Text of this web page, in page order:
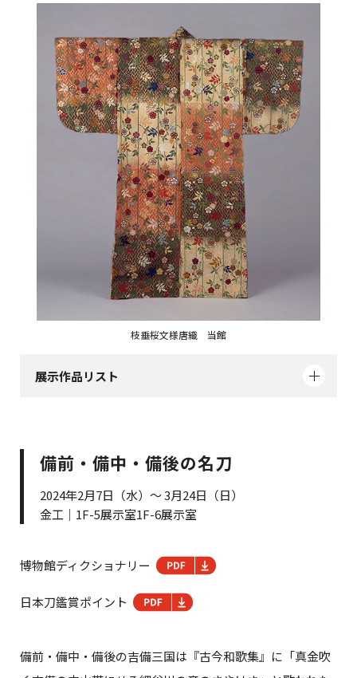
枝垂桜文様唐織 当館
展示作品リスト
備前・備中・備後の名刀
2024年2月7日（水）～ 3月24日（日）
金工｜1F-5展示室1F-6展示室
博物館ディクショナリー
日本刀鑑賞ポイント
備前・備中・備後の吉備三国は『古今和歌集』に「真金吹